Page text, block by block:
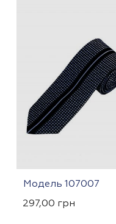
Модель 107007
297,00 грн